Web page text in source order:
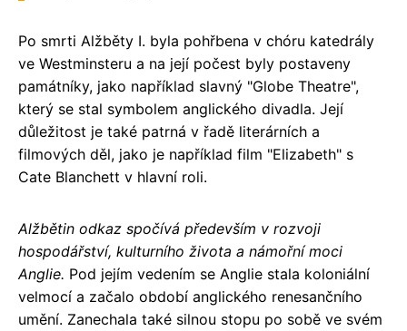
Po smrti Alžběty I. byla pohřbena v chóru katedrály
ve Westminsteru a na její počest byly postaveny
památníky, jako například slavný "Globe Theatre",
který se stal symbolem anglického divadla. Její
důležitost je také patrná v řadě literárních a
filmových děl, jako je například film "Elizabeth" s
Cate Blanchett v hlavní roli.
Alžbětin odkaz spočívá především v rozvoji
hospodářství, kulturního života a námořní moci
Anglie. Pod jejím vedením se Anglie stala koloniální
velmocí a začalo období anglického renesančního
umění. Zanechala také silnou stopu po sobě ve svém